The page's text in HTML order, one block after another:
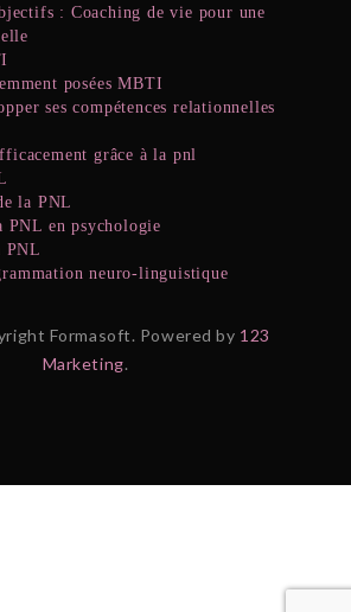
: Coaching de vie pour une
posées MBTI
ses compétences relationnelles
grâce à la pnl
la PNL
PNL en psychologie
PNL
neuro-linguistique
Formasoft. Powered by 123
Marketing.